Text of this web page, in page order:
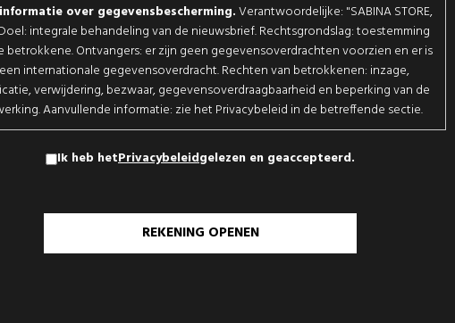
over gegevensbescherming.Verantwoordelijke: "SABINA STORE,
Doel: integrale behandeling van de nieuwsbrief. Rechtsgrondslag: toestemming
betrokkene. Ontvangers: er zijn geen gegevensoverdrachten voorzien en er is
internationale gegevensoverdracht. Rechten van betrokkenen: inzage,
verwijdering, bezwaar, gegevensoverdraagbaarheid en beperking van de
Aanvullende informatie: zie het Privacybeleid in de betreffende sectie.
Ik heb hetPrivacybeleidgelezen en geaccepteerd.
REKENING OPENEN